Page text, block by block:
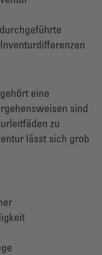
eine
sind
zu
lässt sich grob